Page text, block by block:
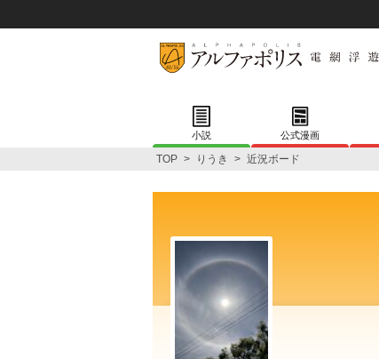
小説 公式漫画
TOP > りうき > 近況ボード